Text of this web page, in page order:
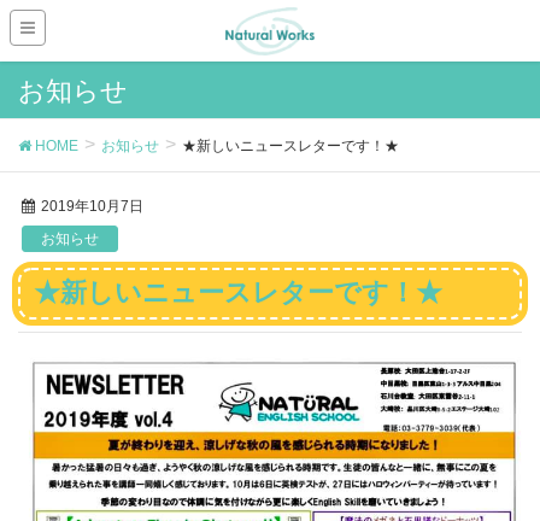
お知らせ
HOME お知らせ ★新しいニュースレターです！★
2019年10月7日
お知らせ
★新しいニュースレターです！★